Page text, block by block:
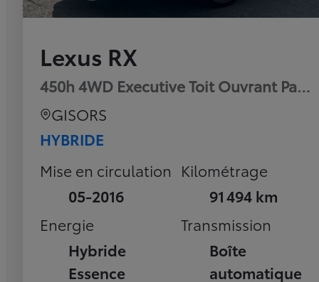
Lexus RX
450h 4WD Executive Toit Ouvrant
GISORS
HYBRIDE
Mise en circulation
05-2016
Kilométrage
91 494 km
Energie
Hybride
Essence
Transmission
Boîte
automatique